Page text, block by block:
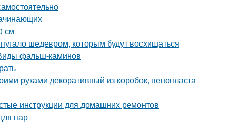
см
шедевром, которым будут восхищаться
фальш-каминов
руками декоративный из коробок, пенопласта
инструкции для домашних ремонтов
пар